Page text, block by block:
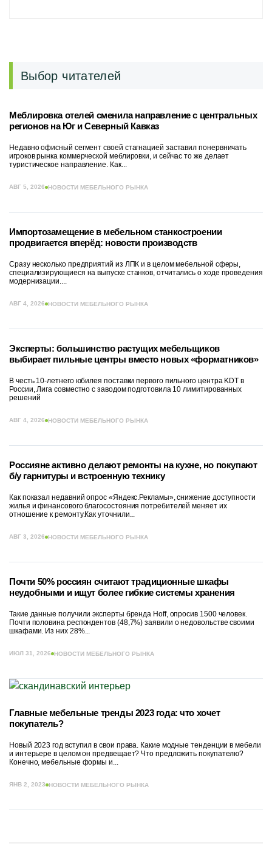
Выбор читателей
Меблировка отелей сменила направление с центральных
регионов на Юг и Северный Кавказ
Недавно офисный сегмент своей стагнацией заставил понервничать
игроков рынка коммерческой меблировки, и сейчас то же делает
туристическое направление. Как...
АВГ 5, 2026 НОВОСТИ МЕБЕЛЬНОГО РЫНКА
Импортозамещение в мебельном станкостроении
продвигается вперёд: новости производств
Сразу несколько предприятий из ЛПК и в целом мебельной сферы,
специализирующиеся на выпуске станков, отчитались о ходе проведения
модернизации....
АВГ 4, 2026 НОВОСТИ МЕБЕЛЬНОГО РЫНКА
Эксперты: большинство растущих мебельщиков
выбирает пильные центры вместо новых «форматников»
В честь 10-летнего юбилея поставки первого пильного центра KDT в
России, Лига совместно с заводом подготовила 10 лимитированных
решений
АВГ 4, 2026 НОВОСТИ МЕБЕЛЬНОГО РЫНКА
Россияне активно делают ремонты на кухне, но покупают
б/у гарнитуры и встроенную технику
Как показал недавний опрос «Яндекс.Рекламы», снижение доступности
жилья и финансового благосостояния потребителей меняет их
отношение к ремонту.Как уточнили...
АВГ 3, 2026 НОВОСТИ МЕБЕЛЬНОГО РЫНКА
Почти 50% россиян считают традиционные шкафы
неудобными и ищут более гибкие системы хранения
Такие данные получили эксперты бренда Hoff, опросив 1500 человек.
Почти половина респондентов (48,7%) заявили о недовольстве своими
шкафами. Из них 28%...
ИЮЛ 31, 2026 НОВОСТИ МЕБЕЛЬНОГО РЫНКА
Главные мебельные тренды 2023 года: что хочет
покупатель?
Новый 2023 год вступил в свои права. Какие модные тенденции в мебели
и интерьере в целом он предвещает? Что предложить покупателю?
Конечно, мебельные формы и...
ЯНВ 2, 2023 НОВОСТИ МЕБЕЛЬНОГО РЫНКА